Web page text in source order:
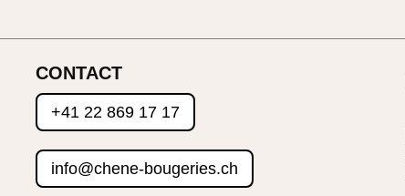
CONTACT
+41 22 869 17 17
info@chene-bougeries.ch